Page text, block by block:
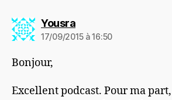
Yousradit :
17/09/2015 à 16:50
Bonjour,
Excellent podcast. Pour ma